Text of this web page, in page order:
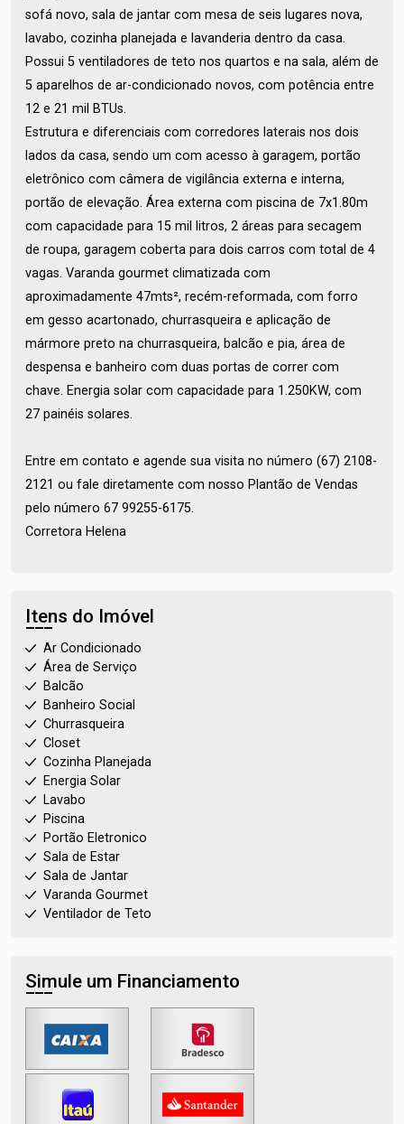
sofá novo, sala de jantar com mesa de seis lugares nova,
lavabo, cozinha planejada e lavanderia dentro da casa.
Possui 5 ventiladores de teto nos quartos e na sala, além de
5 aparelhos de ar-condicionado novos, com potência entre
12 e 21 mil BTUs.
Estrutura e diferenciais com corredores laterais nos dois
lados da casa, sendo um com acesso à garagem, portão
eletrônico com câmera de vigilância externa e interna,
portão de elevação. Área externa com piscina de 7x1.80m
com capacidade para 15 mil litros, 2 áreas para secagem
de roupa, garagem coberta para dois carros com total de 4
vagas. Varanda gourmet climatizada com
aproximadamente 47mts², recém-reformada, com forro
em gesso acartonado, churrasqueira e aplicação de
mármore preto na churrasqueira, balcão e pia, área de
despensa e banheiro com duas portas de correr com
chave. Energia solar com capacidade para 1.250KW, com
27 painéis solares.
Entre em contato e agende sua visita no número (67) 2108-
2121 ou fale diretamente com nosso Plantão de Vendas
pelo número 67 99255-6175.
Corretora Helena
Itens do Imóvel
Ar Condicionado
Área de Serviço
Balcão
Banheiro Social
Churrasqueira
Closet
Cozinha Planejada
Energia Solar
Lavabo
Piscina
Portão Eletronico
Sala de Estar
Sala de Jantar
Varanda Gourmet
Ventilador de Teto
Simule um Financiamento